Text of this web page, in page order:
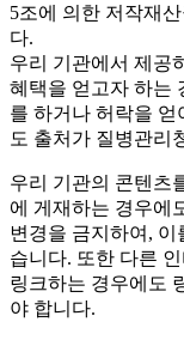
5조에 의한 저작재
다.
우리 기관에서 제공
혜택을 얻고자 하는
를 하거나 허락을 얻
도 출처가 질병관리
우리 기관의 콘텐츠
에 게재하는 경우에
변경을 금지하여, 이
습니다. 또한 다른
링크하는 경우에도
야 합니다.